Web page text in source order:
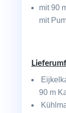
mit 90
mit
90 m